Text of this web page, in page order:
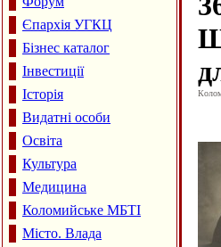
Єпархія УГКЦ
Бізнес каталог
Інвестиції
Історія
Видатні особи
Освіта
Культура
Медицина
Коломийське МБТІ
Місто. Влада